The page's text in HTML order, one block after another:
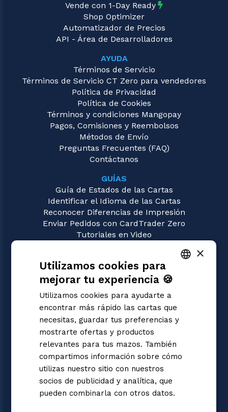
Vende con 1-Day Ready
Shop Optimizer
Automatizador de Precios
API - Área de Desarrolladores
AYUDA
Términos de Servicio
Términos de Servicio CT Zero para vendedores
Política de Privacidad
Política de Cookies
Términos y condiciones Mangopay
Pagos, Comisiones y Reembolsos
Métodos de Envío
Preguntas Frecuentes (FAQ)
Contáctanos
GUÍAS
Guía de Estados de las Cartas
Identificar el Idioma de las Cartas
Reconocer Diferencias de Impresión
Enviar Pedidos con CardTrader Zero
Tutoriales en Video
Union Arena
Magic: the Gathering
Pokémon
Yu-Gi-Oh!
Flesh and Blood
Digimon
One Piece
Dragon Ball Super
Cardfight!! Vanguard
Disney Lorcana
Star Wars Unlimited
Riftbound | League of Legends
ITALIAN
×
Utilizamos cookies para
mejorar tu experiencia 🍪
Utilizamos cookies para ayudarte a
encontrar más rápido las cartas que
necesitas, guardar tus preferencias y
mostrarte ofertas y productos
relevantes para tus mazos. También
compartimos información sobre cómo
utilizas nuestro sitio con nuestros
socios de publicidad y analítica, que
pueden combinarla con otros datos.